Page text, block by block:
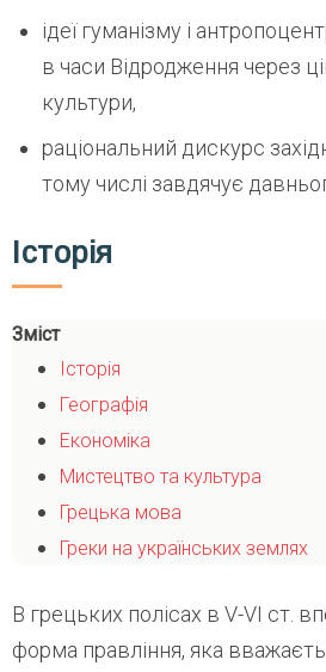
ідеї гуманізму і
в часи Відродження через
культури,
раціональний дискурс
тому числі завдячує
Історія
Зміст
Історія
Географія
Економіка
Мистецтво та культура
Грецька мова
Греки на українських землях
В грецьких полісах в V-VI ст.
форма правління, яка